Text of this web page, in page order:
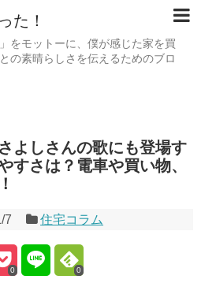
た！
をモットーに、僕が感じた家を買
の素晴らしさを伝えるためのブロ
よしさんの歌にも登場す
すさは？電車や買い物、
7 住宅コラム
0 0